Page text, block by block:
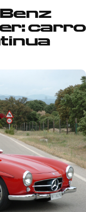
carro